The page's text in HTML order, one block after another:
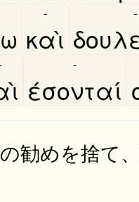
καὶ
- -
έσονταί
-
勧めを捨て